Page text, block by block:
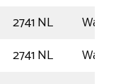
2741 NL
2741 NL